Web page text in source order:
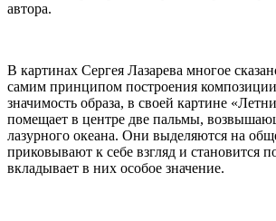
автора.
В картинах Сергея Лазарева многое
самим принципом построения
значимость образа, в своей картине
помещает в центре две пальмы,
лазурного океана. Они выделяются на
приковывают к себе взгляд и становится
вкладывает в них особое значение.